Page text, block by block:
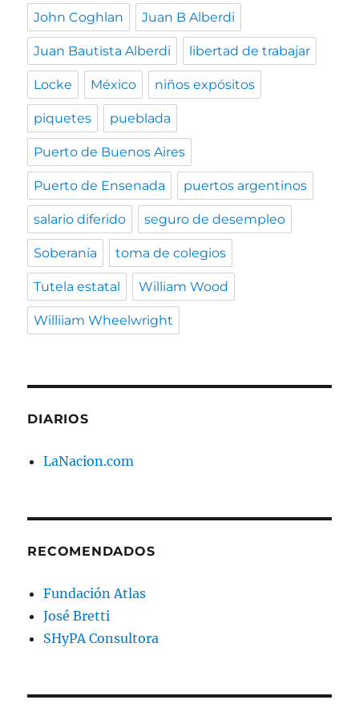
John Coghlan Juan B Alberdi
Juan Bautista Alberdi libertad de trabajar
Locke México niños expósitos
piquetes pueblada
Puerto de Buenos Aires
Puerto de Ensenada puertos argentinos
salario diferido seguro de desempleo
Soberanía toma de colegios
Tutela estatal William Wood
Williiam Wheelwright
DIARIOS
LaNacion.com
RECOMENDADOS
Fundación Atlas
José Bretti
SHyPA Consultora